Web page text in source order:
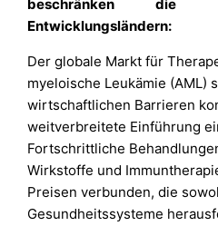
beschränken die
Entwicklungsländern:
Der globale Markt für
myeloische Leukämie (AML)
wirtschaftlichen Barrieren
weitverbreitete Einführung
Fortschrittliche
Wirkstoffe und
Preisen verbunden, die
Gesundheitssysteme